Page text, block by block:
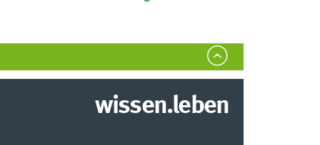
wissen.leben